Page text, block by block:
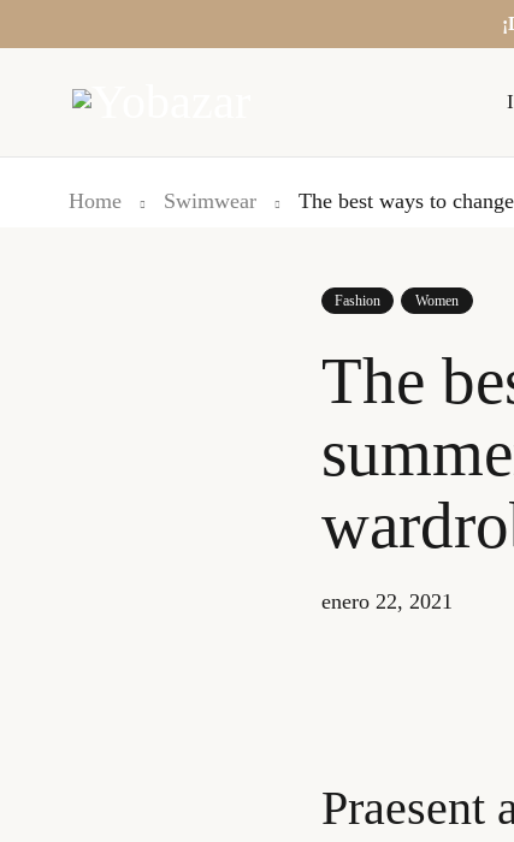
Home Swimwear The best ways to
Fashion Women
The
enero 22, 2021
Praesent